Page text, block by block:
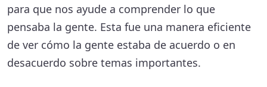
burocracia para la reconstrucción.
Las órdenes ejecutivas ya han
agilizado la reconstrucción. Pero los
para que nos ayude a comprender lo que
pensaba la gente. Esta fue una manera eficiente
de ver cómo la gente estaba de acuerdo o en
desacuerdo sobre temas importantes.